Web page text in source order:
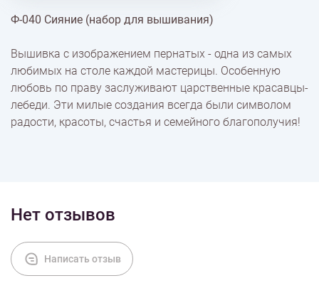
% Скидки
Доставка
Оплата
Ф-040 Сияние (набор для вышивания)
Вышивка с изображением пернатых - одна из самых
любимых на столе каждой мастерицы. Особенную
любовь по праву заслуживают царственные красавцы-
лебеди. Эти милые создания всегда были символом
радости, красоты, счастья и семейного благополучия!
Нет отзывов
Написать отзыв